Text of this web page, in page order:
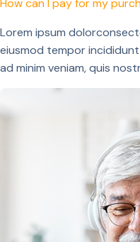
How can I pay for my
Lorem ipsum
eiusmod tempor
ad minim veniam, quis